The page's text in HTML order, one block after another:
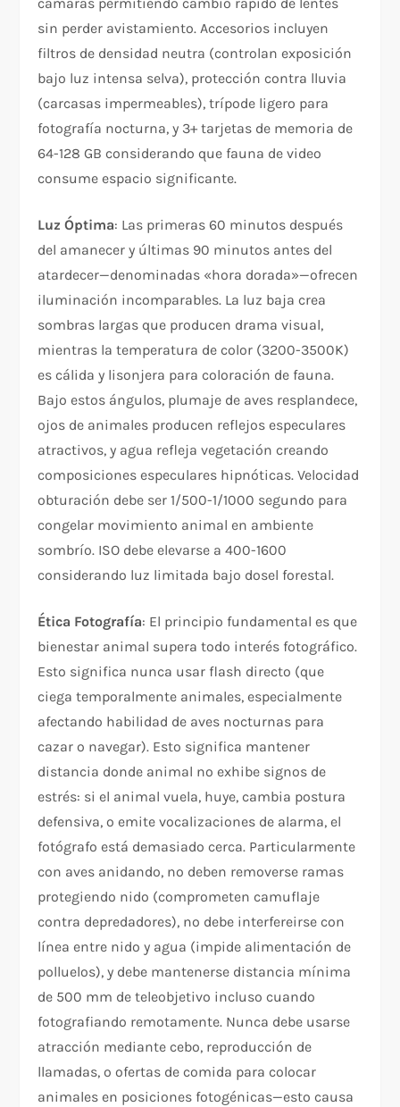
sin perder avistamiento. Accesorios incluyen
filtros de densidad neutra (controlan exposición
bajo luz intensa selva), protección contra lluvia
(carcasas impermeables), trípode ligero para
fotografía nocturna, y 3+ tarjetas de memoria de
64-128 GB considerando que fauna de video
consume espacio significante.
Luz Óptima: Las primeras 60 minutos después
del amanecer y últimas 90 minutos antes del
atardecer—denominadas «hora dorada»—ofrecen
iluminación incomparables. La luz baja crea
sombras largas que producen drama visual,
mientras la temperatura de color (3200-3500K)
es cálida y lisonjera para coloración de fauna.
Bajo estos ángulos, plumaje de aves resplandece,
ojos de animales producen reflejos especulares
atractivos, y agua refleja vegetación creando
composiciones especulares hipnóticas. Velocidad
obturación debe ser 1/500-1/1000 segundo para
congelar movimiento animal en ambiente
sombrío. ISO debe elevarse a 400-1600
considerando luz limitada bajo dosel forestal.
Ética Fotografía: El principio fundamental es que
bienestar animal supera todo interés fotográfico.
Esto significa nunca usar flash directo (que
ciega temporalmente animales, especialmente
afectando habilidad de aves nocturnas para
cazar o navegar). Esto significa mantener
distancia donde animal no exhibe signos de
estrés: si el animal vuela, huye, cambia postura
defensiva, o emite vocalizaciones de alarma, el
fotógrafo está demasiado cerca. Particularmente
con aves anidando, no deben removerse ramas
protegiendo nido (comprometen camuflaje
contra depredadores), no debe interfereirse con
línea entre nido y agua (impide alimentación de
polluelos), y debe mantenerse distancia mínima
de 500 mm de teleobjetivo incluso cuando
fotografiando remotamente. Nunca debe usarse
atracción mediante cebo, reproducción de
llamadas, o ofertas de comida para colocar
animales en posiciones fotogénicas—esto causa